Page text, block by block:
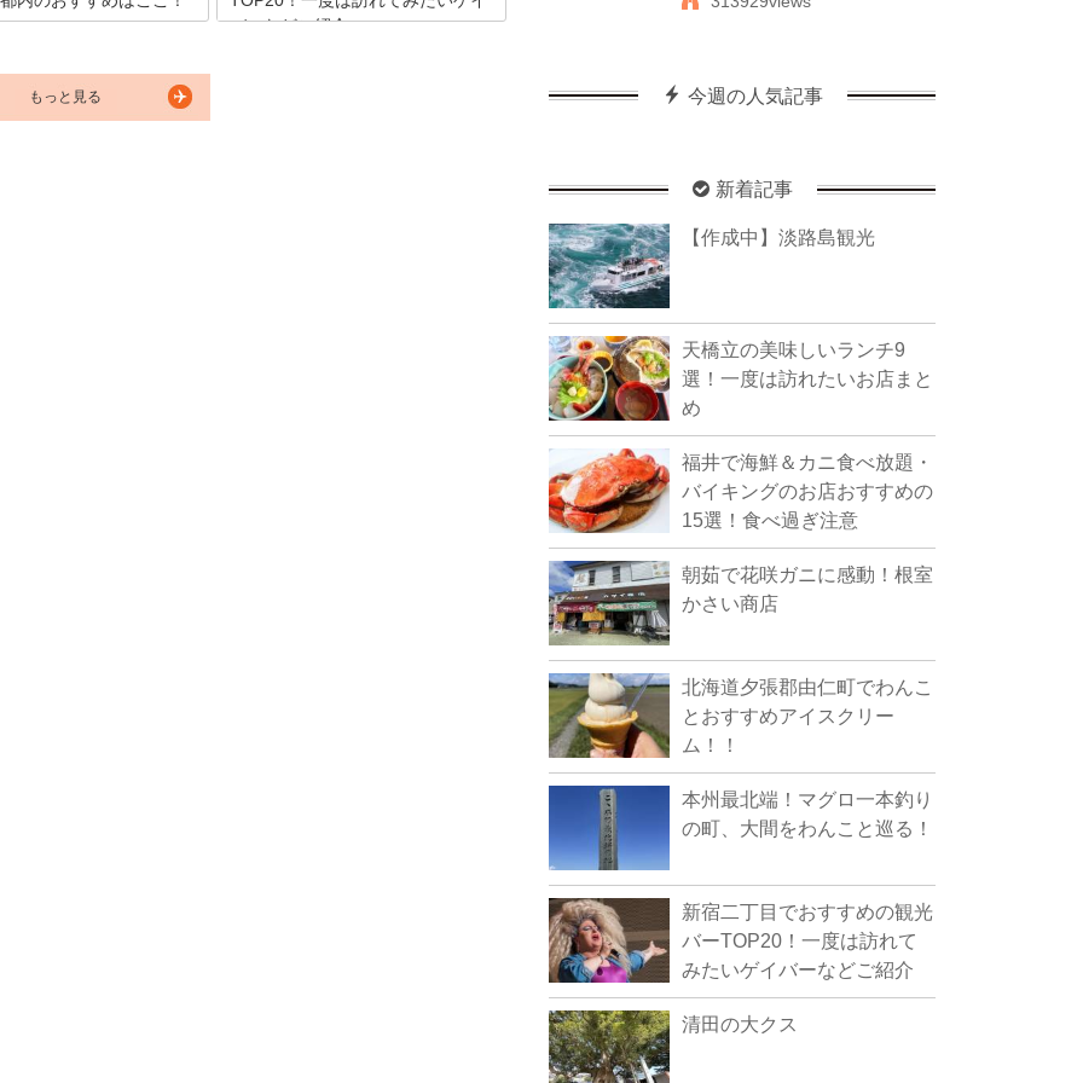
は昔よりも店舗数が増えて来
きやすくなって来たかと思い
はおもしろおかしい時間が過
バーなどご紹介
もっと見る 今週の人気記事
新着記事
【作成中】淡路島観光
天橋立の美味しいランチ9
選！一度は訪れたいお店まと
め
福井で海鮮＆カニ食べ放題・
バイキングのお店おすすめの
15選！食べ過ぎ注意
朝茹で花咲ガニに感動！根室
かさい商店
北海道夕張郡由仁町でわんこ
とおすすめアイスクリー
ム！！
本州最北端！マグロ一本釣り
の町、大間をわんこと巡る！
新宿二丁目でおすすめの観光
バーTOP20！一度は訪れて
みたいゲイバーなどご紹介
清田の大クス